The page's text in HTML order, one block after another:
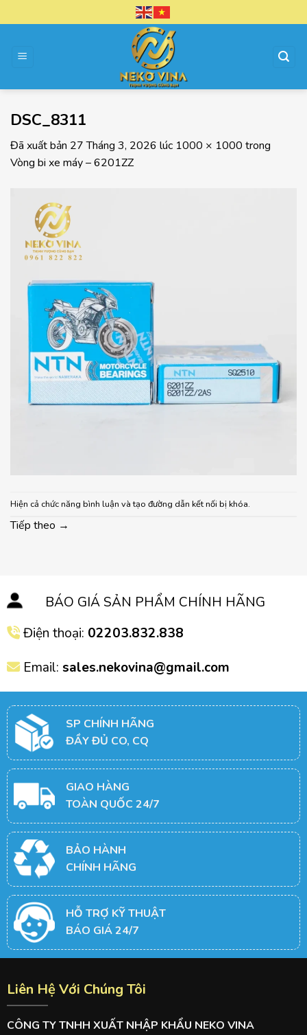
đến
dung
DSC_8311
Đã xuất bản 27 Tháng 3, 2026 lúc 1000 × 1000 trong
Vòng bi xe máy – 6201ZZ
Hiện cả chức năng bình luận và tạo đường dẫn kết nối bị khóa.
Tiếp theo →
BÁO GIÁ SẢN PHẨM CHÍNH HÃNG
Điện thoại: 02203.832.838
Email: sales.nekovina@gmail.com
SP CHÍNH HÃNG
ĐẦY ĐỦ CO, CQ
GIAO HÀNG
TOÀN QUỐC 24/7
BẢO HÀNH
CHÍNH HÃNG
HỖ TRỢ KỸ THUẬT
BÁO GIÁ 24/7
Liên Hệ Với Chúng Tôi
CÔNG TY TNHH XUẤT NHẬP KHẨU NEKO VINA